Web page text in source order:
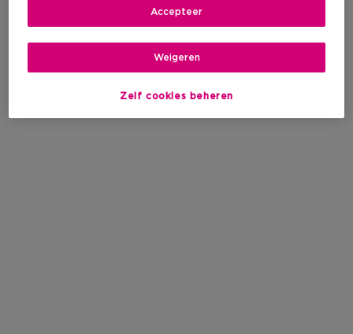
Zelf cookies beheren
Weigeren
Accepteer